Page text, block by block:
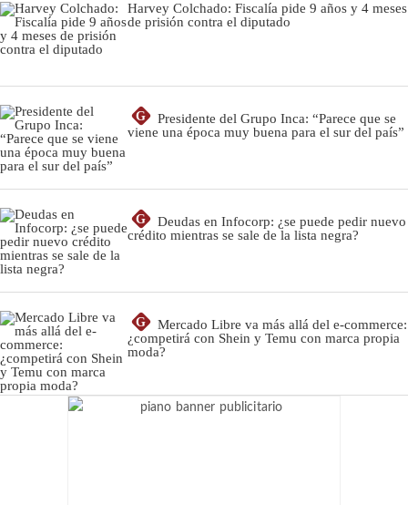
Harvey Colchado: Fiscalía pide 9 años y 4 meses
de prisión contra el diputado
G
Presidente del Grupo Inca: “Parece que se
viene una época muy buena para el sur del país”
G
Deudas en Infocorp: ¿se puede pedir nuevo
crédito mientras se sale de la lista negra?
G
Mercado Libre va más allá del e-commerce:
¿competirá con Shein y Temu con marca propia
moda?